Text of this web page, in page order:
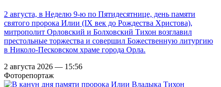
2 августа, в Неделю 9-ю по Пятидесятнице, день памяти
святого пророка Илии (IX век до Рождества Христова),
митрополит Орловский и Болховский Тихон возглавил
престольные торжества и совершил Божественную литургию
в Николо-Песковском храме города Орла.
2 августа 2026 — 15:56
Фоторепортаж